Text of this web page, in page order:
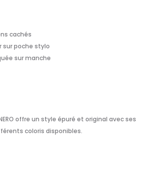
cachés
sur poche stylo
sur manche
offre un style épuré et original avec ses
coloris disponibles.